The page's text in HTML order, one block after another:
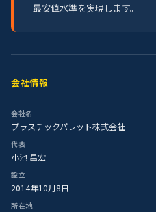
最安値水準を実現します。
会社情報
会社名
プラスチックパレット株式会社
代表
小池 昌宏
設立
2014年10月8日
所在地